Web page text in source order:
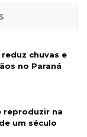
chuvas e
no Paraná
reproduzir na
um século